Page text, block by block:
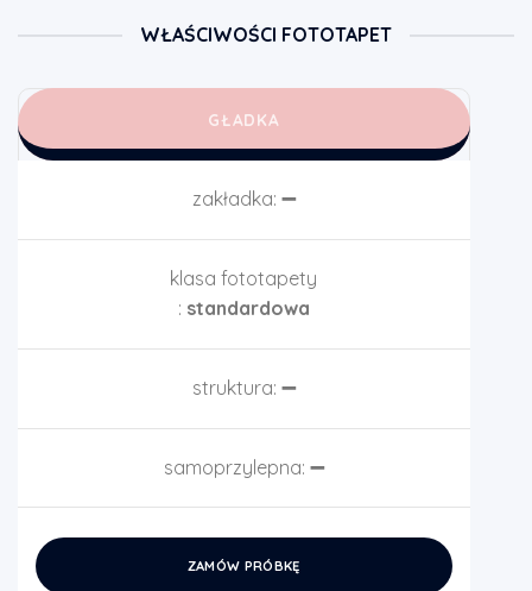
WŁAŚCIWOŚCI FOTOTAPET
GŁADKA
zakładka: ➖
klasa fototapety
: standardowa
struktura: ➖
samoprzylepna: ➖
ZAMÓW PRÓBKĘ